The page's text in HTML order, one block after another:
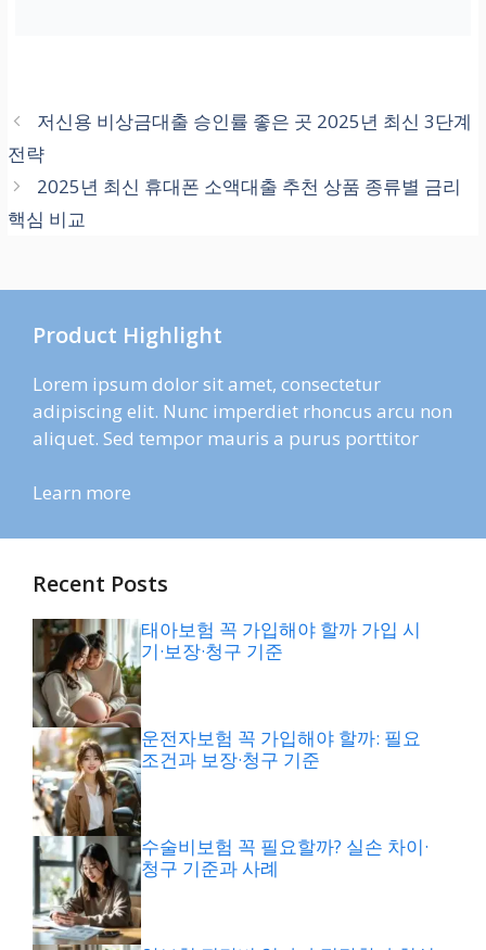
저신용 비상금대출 승인률 좋은 곳 2025년 최신 3단계
전략
2025년 최신 휴대폰 소액대출 추천 상품 종류별 금리
핵심 비교
Product Highlight
Lorem ipsum dolor sit amet, consectetur
adipiscing elit. Nunc imperdiet rhoncus arcu non
aliquet. Sed tempor mauris a purus porttitor
Learn more
Recent Posts
태아보험 꼭 가입해야 할까 가입 시
기·보장·청구 기준
운전자보험 꼭 가입해야 할까: 필요
조건과 보장·청구 기준
수술비보험 꼭 필요할까? 실손 차이·
청구 기준과 사례